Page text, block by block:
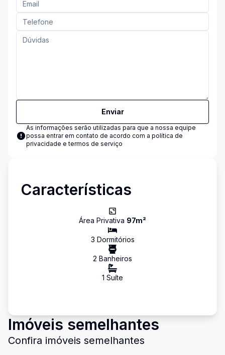
Enviar
As informações serão utilizadas para que a nossa equipe
possa entrar em contato de acordo com a política de
privacidade e termos de serviço
Características
Área Privativa 97m²
3 Dormitórios
2 Banheiros
1 Suíte
Imóveis semelhantes
Confira imóveis semelhantes